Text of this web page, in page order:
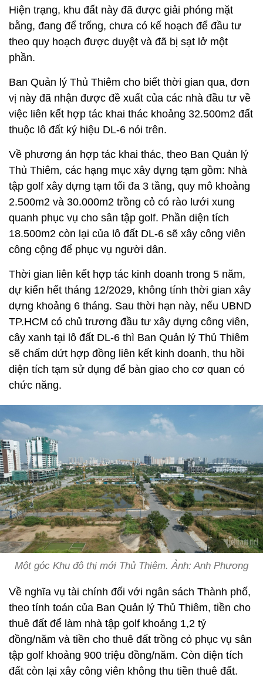
Hiện trạng, khu đất này đã được giải phóng mặt
bằng, đang để trống, chưa có kế hoạch để đầu tư
theo quy hoạch được duyệt và đã bị sạt lở một
phần.
Ban Quản lý Thủ Thiêm cho biết thời gian qua, đơn
vị này đã nhận được đề xuất của các nhà đầu tư về
việc liên kết hợp tác khai thác khoảng 32.500m2 đất
thuộc lô đất ký hiệu DL-6 nói trên.
Về phương án hợp tác khai thác, theo Ban Quản lý
Thủ Thiêm, các hạng mục xây dựng tạm gồm: Nhà
tập golf xây dựng tạm tối đa 3 tầng, quy mô khoảng
2.500m2 và 30.000m2 trồng cỏ có rào lưới xung
quanh phục vụ cho sân tập golf. Phần diện tích
18.500m2 còn lại của lô đất DL-6 sẽ xây công viên
công cộng để phục vụ người dân.
Thời gian liên kết hợp tác kinh doanh trong 5 năm,
dự kiến hết tháng 12/2029, không tính thời gian xây
dựng khoảng 6 tháng. Sau thời hạn này, nếu UBND
TP.HCM có chủ trương đầu tư xây dựng công viên,
cây xanh tại lô đất DL-6 thì Ban Quản lý Thủ Thiêm
sẽ chấm dứt hợp đồng liên kết kinh doanh, thu hồi
diện tích tạm sử dụng để bàn giao cho cơ quan có
chức năng.
Một góc Khu đô thị mới Thủ Thiêm. Ảnh: Anh Phương
Về nghĩa vụ tài chính đối với ngân sách Thành phố,
theo tính toán của Ban Quản lý Thủ Thiêm, tiền cho
thuê đất để làm nhà tập golf khoảng 1,2 tỷ
đồng/năm và tiền cho thuê đất trồng cỏ phục vụ sân
tập golf khoảng 900 triệu đồng/năm. Còn diện tích
đất còn lại xây công viên không thu tiền thuê đất.